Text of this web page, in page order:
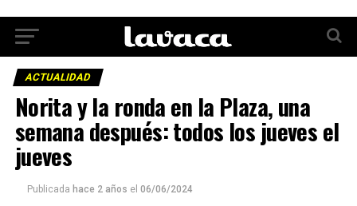
ACTUALIDAD
Norita y la ronda en la Plaza, una
semana después: todos los jueves el
jueves
Publicada hace 2 años el 06/06/2024